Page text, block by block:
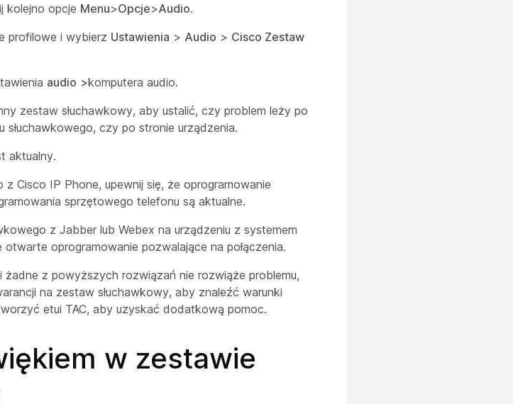
kolejno opcje Menu>Opcje>Audio.
profilowe i wybierz Ustawienia > Audio > Cisco Zestaw
audio >komputera audio.
zestaw słuchawkowy, aby ustalić, czy problem leży po
czy po stronie urządzenia.
aktualny.
z Cisco IP Phone, upewnij się, że oprogramowanie
sprzętowego telefonu są aktualne.
z Jabber lub Webex na urządzeniu z systemem
oprogramowanie pozwalające na połączenia.
żadne z powyższych rozwiązań nie rozwiąże problemu,
na zestaw słuchawkowy, aby znaleźć warunki
etui TAC, aby uzyskać dodatkową pomoc.
w zestawie